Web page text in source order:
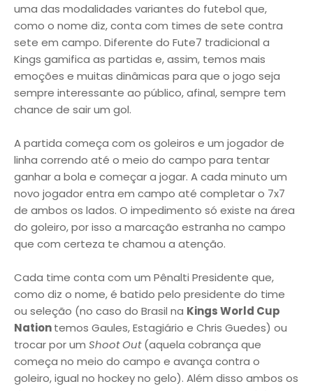
uma das modalidades variantes do futebol que,
como o nome diz, conta com times de sete contra
sete em campo. Diferente do Fute7 tradicional a
Kings gamifica as partidas e, assim, temos mais
emoções e muitas dinâmicas para que o jogo seja
sempre interessante ao público, afinal, sempre tem
chance de sair um gol.
A partida começa com os goleiros e um jogador de
linha correndo até o meio do campo para tentar
ganhar a bola e começar a jogar. A cada minuto um
novo jogador entra em campo até completar o 7x7
de ambos os lados. O impedimento só existe na área
do goleiro, por isso a marcação estranha no campo
que com certeza te chamou a atenção.
Cada time conta com um Pênalti Presidente que,
como diz o nome, é batido pelo presidente do time
ou seleção (no caso do Brasil na KingsWorld Cup
Nationtemos Gaules, Estagiário e Chris Guedes) ou
trocar por um Shoot Out(aquela cobrança que
começa no meio do campo e avança contra o
goleiro, igual no hockey no gelo). Além disso ambos os